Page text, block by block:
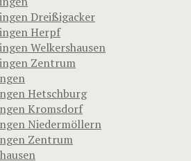
Dreißigacker
Herpf
Welkershausen
Zentrum
Hetschburg
Kromsdorf
Niedermöllern
Zentrum